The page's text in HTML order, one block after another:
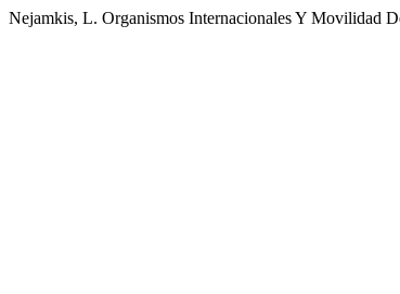
Nejamkis, L. Organismos Internacionales Y Movilidad